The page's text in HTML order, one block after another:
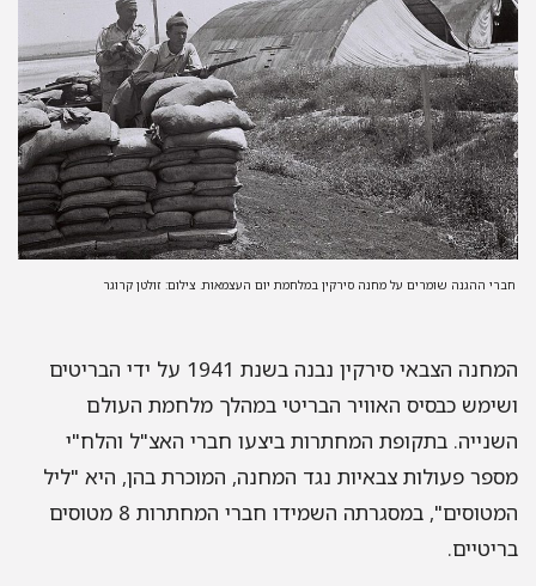
חברי ההגנה שומרים על מחנה סירקין במלחמת יום העצמאות. צילום: זולטן קרוגר
המחנה הצבאי סירקין נבנה בשנת
על ידי הבריטים
ושימש כבסיס האוויר הבריטי במהלך מלחמת העולם
השנייה. בתקופת המחתרות ביצעו חברי האצ"ל והלח"י
מספר פעולות צבאיות נגד המחנה, המוכרת בהן, היא "ליל
המטוסים", במסגרתה השמידו חברי המחתרות
מטוסים
בריטיים.